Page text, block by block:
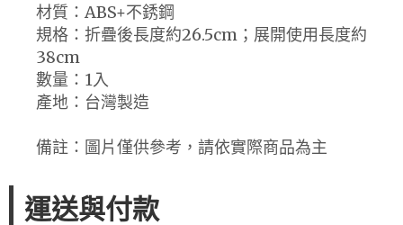
材質：ABS+不銹鋼
規格：折疊後長度約26.5cm；展開使用長度約
38cm
數量：1入
產地：台灣製造
備註：圖片僅供參考，請依實際商品為主
運送與付款